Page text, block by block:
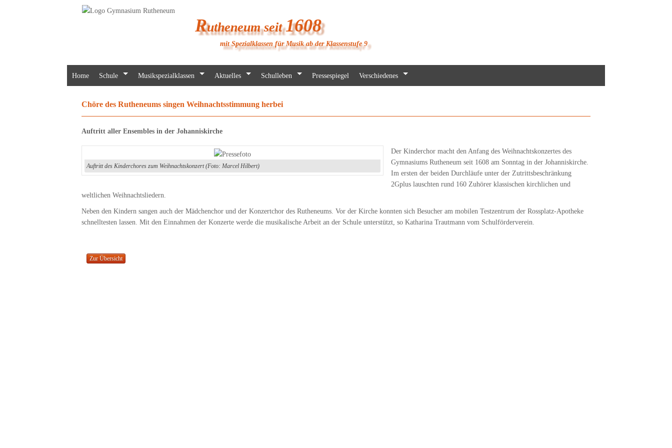
Rutheneum seit1608
mit Spezialklassen für Musik ab der Klassenstufe 9
Home Schule Musikspezialklassen Aktuelles Schulleben Pressespiegel Verschiedenes
Chöre des Rutheneums singen Weihnachtsstimmung herbei
Auftritt aller Ensembles in der Johanniskirche
Auftritt des Kinderchores zum Weihnachtskonzert (Foto: Marcel Hilbert)
Der Kinderchor macht den Anfang des Weihnachtskonzertes des
Gymnasiums Rutheneum seit 1608 am Sonntag in der Johanniskirche.
Im ersten der beiden Durchläufe unter der Zutrittsbeschränkung
2Gplus lauschten rund 160 Zuhörer klassischen kirchlichen und
weltlichen Weihnachtsliedern.
Neben den Kindern sangen auch der Mädchenchor und der Konzertchor des Rutheneums. Vor der Kirche konnten sich Besucher am mobilen Testzentrum der Rossplatz-Apotheke
schnelltesten lassen. Mit den Einnahmen der Konzerte werde die musikalische Arbeit an der Schule unterstützt, so Katharina Trautmann vom Schulförderverein.